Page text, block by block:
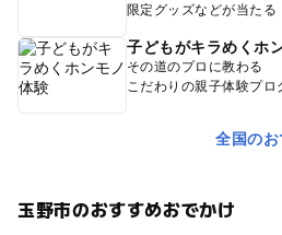
限定グッズなどが当たる
子どもがキラめくホ
その道のプロに教わる
こだわりの親子体験プロ
全国の
玉野市のおすすめおでかけ